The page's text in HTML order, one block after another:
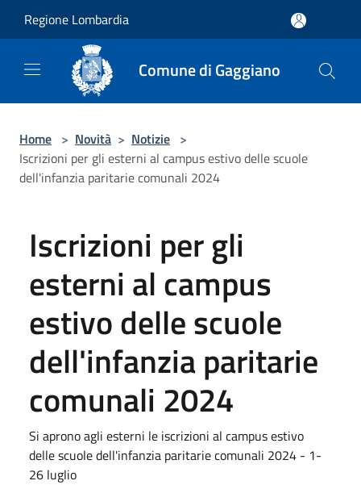
Regione Lombardia
Comune di Gaggiano
Home > Novità > Notizie >
Iscrizioni per gli esterni al campus estivo delle scuole
dell'infanzia paritarie comunali 2024
Iscrizioni per gli
esterni al campus
estivo delle scuole
dell'infanzia paritarie
comunali 2024
Si aprono agli esterni le iscrizioni al campus estivo
delle scuole dell'infanzia paritarie comunali 2024 - 1-
26 luglio